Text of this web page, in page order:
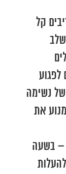
קל
לפגוע
נשימה
את
בשעה